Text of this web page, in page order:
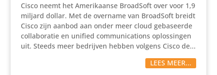
Cisco neemt het Ameri­kaanse BroadSoft over voor 1,9
miljard dollar. Met de overname van BroadSoft breidt
Cisco zijn aanbod aan onder meer cloud geba­seerde
colla­bo­ratie en unified commu­ni­ca­tions oplos­singen
uit. Steeds meer bedrijven hebben volgens Cisco de...
LEES MEER...